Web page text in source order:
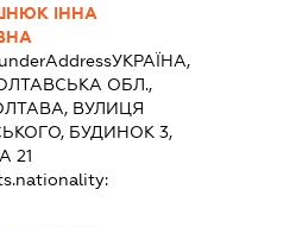
ІННА
УКРАЇНА,
ОБЛ.,
ВУЛИЦЯ
БУДИНОК 3,
21